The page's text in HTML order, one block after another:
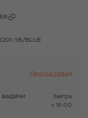
2201-58/BLUE
Другой город
выдачи
Завтра
c 16:00